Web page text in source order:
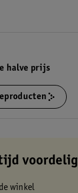
halve prijs
voordelig
winkel